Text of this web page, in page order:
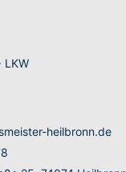
LKW
heilbronn.de